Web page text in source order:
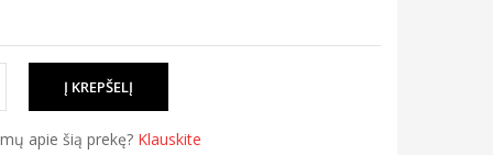
apie šią prekę? Klauskite